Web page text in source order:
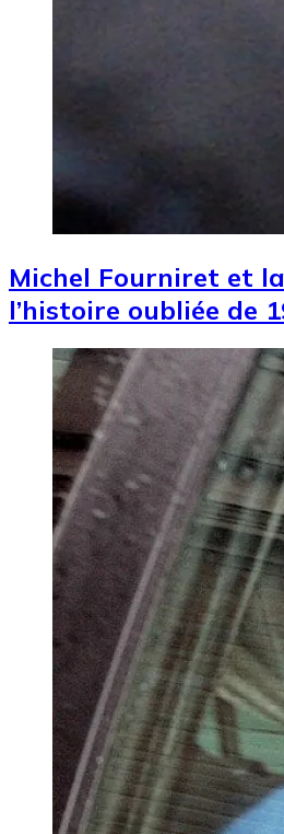
Michel Fourniret et
l’histoire oubliée de
Image